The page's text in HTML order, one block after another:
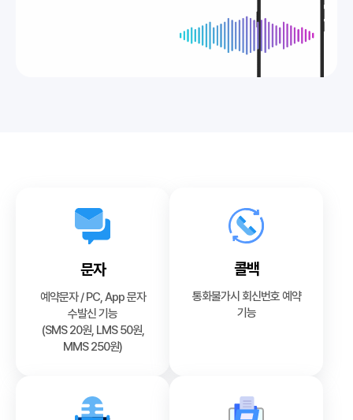
문자
예약문자 / PC, App 문자
수발신 기능
(SMS 20원, LMS 50원,
MMS 250원)
콜백
통화불가시 회신번호 예약
기능